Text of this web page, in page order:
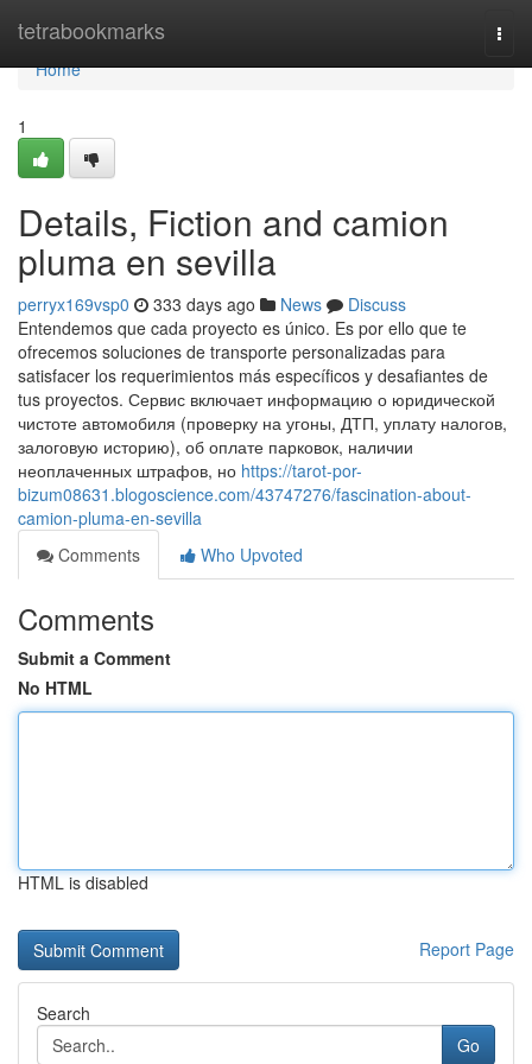
tetrabookmarks
Home
Home
1
Details, Fiction and camion
pluma en sevilla
perryx169vsp0 333 days ago News
Discuss
Entendemos que cada proyecto es único. Es por ello que te
ofrecemos soluciones de transporte personalizadas para
satisfacer los requerimientos más específicos y desafiantes de
tus proyectos. Сервис включает информацию о юридической
чистоте автомобиля (проверку на угоны, ДТП, уплату налогов,
залоговую историю), об оплате парковок, наличии
неоплаченных штрафов, но https://tarot-por-
bizum08631.blogoscience.com/43747276/fascination-about-
camion-pluma-en-sevilla
Comments
Who Upvoted
Comments
Submit a Comment
No HTML
HTML is disabled
Report Page
Search
Go